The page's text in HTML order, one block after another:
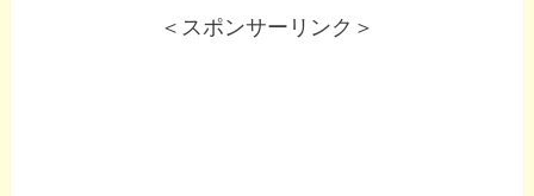
＜スポンサーリンク＞